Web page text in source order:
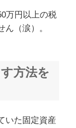
万円以上の税
（涙）。
方法を
いた固定資産